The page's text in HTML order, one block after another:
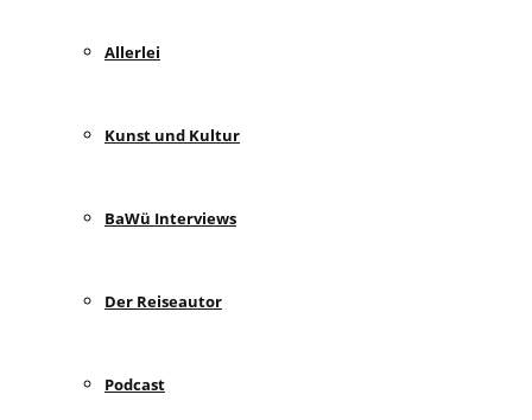
Allerlei
Kunst und Kultur
BaWü Interviews
Der Reiseautor
Podcast